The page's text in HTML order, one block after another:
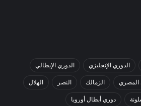
الدوري الإنجليزي الدوري الإيطالي
المصري الزمالك النصر الهلال
دوري أبطال أوروبا